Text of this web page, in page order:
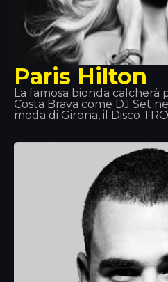
Paris Hilton
La famosa bionda calcherà
Costa Brava come DJ Set
moda di Girona, il Disco
unica, con una sessione in
tingerà la sala di rosa.